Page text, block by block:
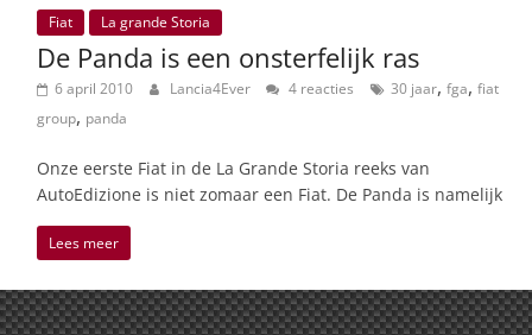
Fiat La grande Storia
De Panda is een onsterfelijk ras
6 april 2010 Lancia4Ever 4 reacties 30 jaar, fga, fiat
group, panda
Onze eerste Fiat in de La Grande Storia reeks van
AutoEdizione is niet zomaar een Fiat. De Panda is namelijk
Lees meer